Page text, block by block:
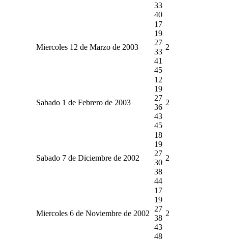
33
40
Miercoles 12 de Marzo de 2003
17
19
27
33
41
45
2
Sabado 1 de Febrero de 2003
12
19
27
36
43
45
2
Sabado 7 de Diciembre de 2002
18
19
27
30
38
44
2
Miercoles 6 de Noviembre de 2002
17
19
27
38
43
48
2